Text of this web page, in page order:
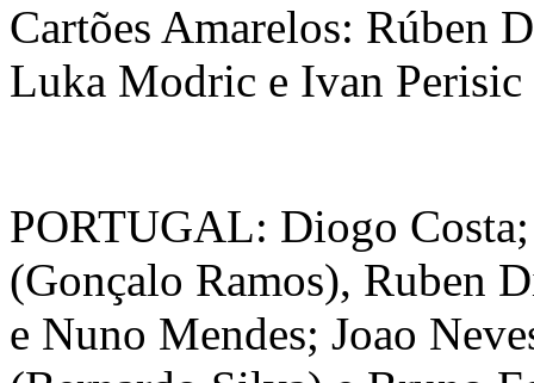
Cartões Amarelos: Rúben
Luka Modric e Ivan Perisic
PORTUGAL: Diogo Costa;
(Gonçalo Ramos), Ruben
e Nuno Mendes; Joao